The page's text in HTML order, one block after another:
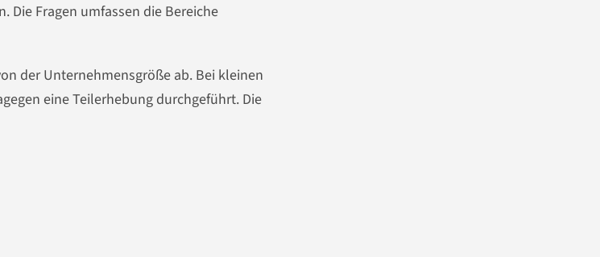
Die Fragen umfassen die Bereiche
der Unternehmensgröße ab. Bei kleinen
eine Teilerhebung durchgeführt. Die